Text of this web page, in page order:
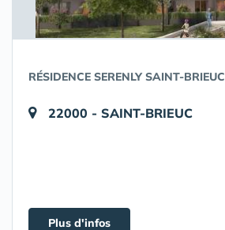
RÉSIDENCE SERENLY SAINT-BRIEUC
22000 - SAINT-BRIEUC
Plus d'infos